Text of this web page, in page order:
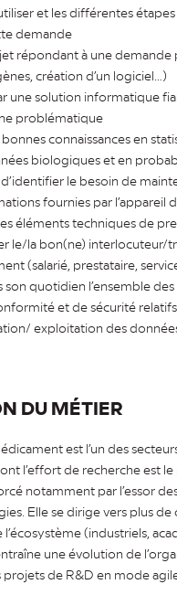
et les différentes
demande
répondant à une demande
création d’un logiciel…)
solution informatique
problématique
connaissances en
biologiques et en
le besoin de
fournies par l’appareil
éléments techniques de
le/la bon(ne) interlocuteur/
(salarié, prestataire,
quotidien l’ensemble
et de sécurité
exploitation des
DU MÉTIER
est l’un des
l’effort de recherche est le
notamment par l’essor
Elle se dirige vers plus de
(industriels,
une évolution de
de R&D en mode